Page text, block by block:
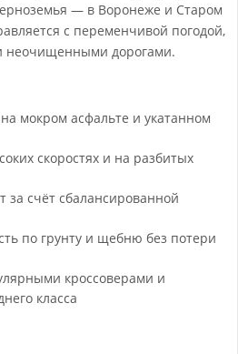
— в Воронеже и Старом
с переменчивой погодой,
неочищенными дорогами.
мокром асфальте и укатанном
скоростях и на разбитых
счёт сбалансированной
по грунту и щебню без потери
кроссоверами и
класса